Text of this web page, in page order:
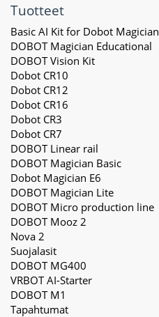
Tuotteet
Basic AI Kit for Dobot Magician
DOBOT Magician Educational
DOBOT Vision Kit
Dobot CR10
Dobot CR12
Dobot CR16
Dobot CR3
Dobot CR7
DOBOT Linear rail
DOBOT Magician Basic
Dobot Magician E6
DOBOT Magician Lite
DOBOT Micro production line
DOBOT Mooz 2
Nova 2
Suojalasit
DOBOT MG400
VRBOT AI-Starter
DOBOT M1
Tapahtumat